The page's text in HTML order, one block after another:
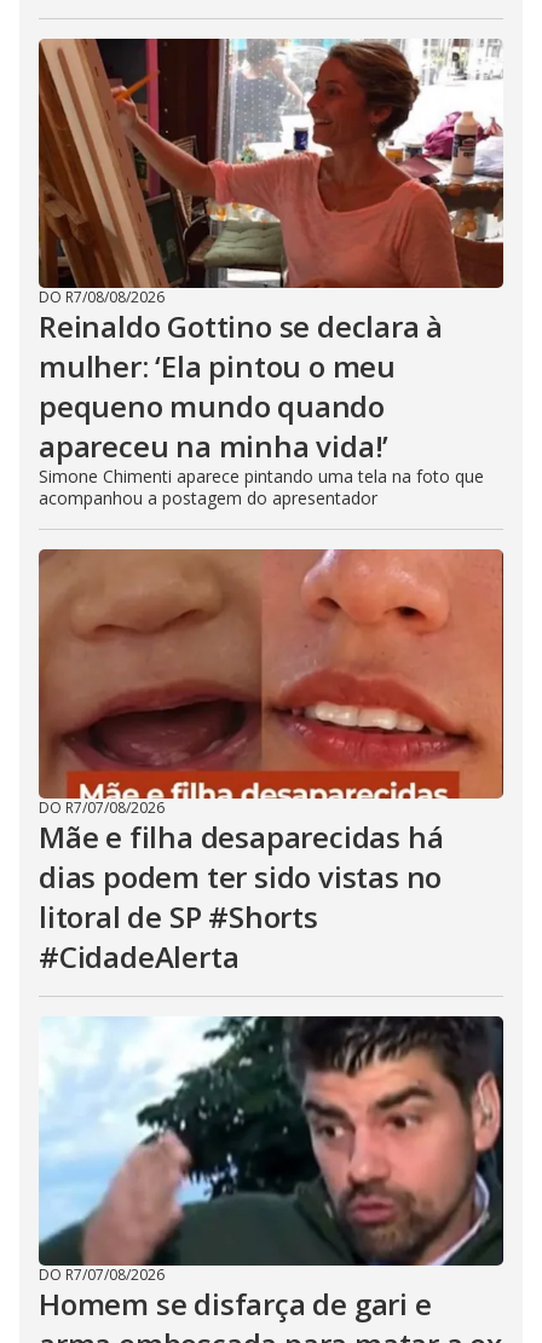
DO R7/08/08/2026
Reinaldo Gottino se declara à
mulher: ‘Ela pintou o meu
pequeno mundo quando
apareceu na minha vida!’
Simone Chimenti aparece pintando uma tela na foto que
acompanhou a postagem do apresentador
DO R7/07/08/2026
Mãe e filha desaparecidas há
dias podem ter sido vistas no
litoral de SP #Shorts
#CidadeAlerta
DO R7/07/08/2026
Homem se disfarça de gari e